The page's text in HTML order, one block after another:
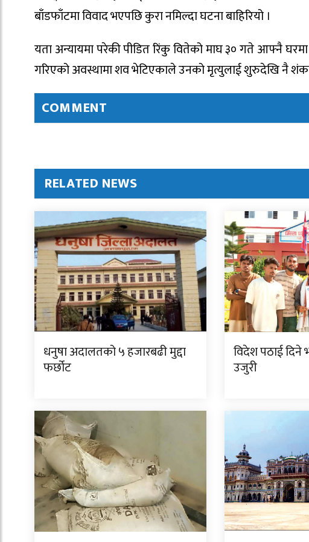
बाँडफाँटमा विवाद भएपछि कुरा नमिल्दा घटना बाहिरियो ।
यता अन्यायमा परेकी पीडित रिंकु वितेको माघ ३० गते आफ्नै
गरिएको अवस्थामा शव भेटिएकाले उनको मृत्युलाई शुरुदेखि नै
COMMENT
RELATED NEWS
धनुषा अदालतको ५ हजारबढी मुद्दा
फर्छोट
विदेश पठाई दिने
उजुरी